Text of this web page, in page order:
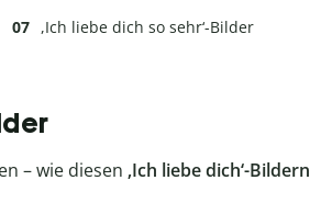
,Ich liebe dich so sehr‘-Bilder
– wie diesen ‚Ich liebe dich‘-Bildern